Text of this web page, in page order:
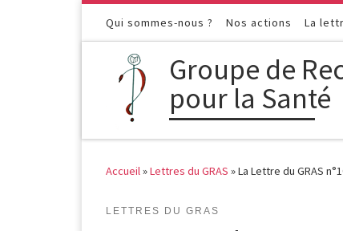
Passer au contenuQui sommes-nous ? Nos actions La
Groupe de
pour la Santé
Accueil»Lettres du GRAS »La Lettre du GRAS
LETTRES DU GRAS